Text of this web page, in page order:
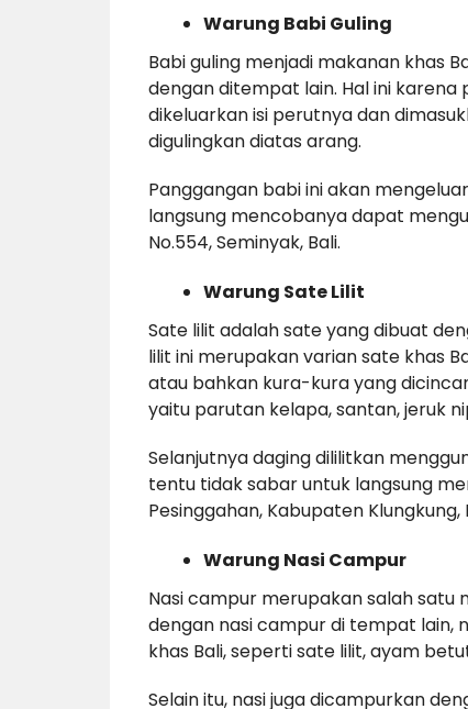
Warung Babi Guling
Babi guling menjadi makanan khas
dengan ditempat lain. Hal ini
dikeluarkan isi perutnya dan
digulingkan diatas arang.
Panggangan babi ini akan
langsung mencobanya dapat
No.554, Seminyak, Bali.
Warung Sate Lilit
Sate lilit adalah sate yang dibuat
lilit ini merupakan varian sate khas
atau bahkan kura-kura yang
yaitu parutan kelapa, santan, jeruk
Selanjutnya daging dililitkan
tentu tidak sabar untuk langsung
Pesinggahan, Kabupaten
Warung Nasi Campur
Nasi campur merupakan salah satu
dengan nasi campur di tempat lain,
khas Bali, seperti sate lilit, ayam
Selain itu, nasi juga dicampurkan